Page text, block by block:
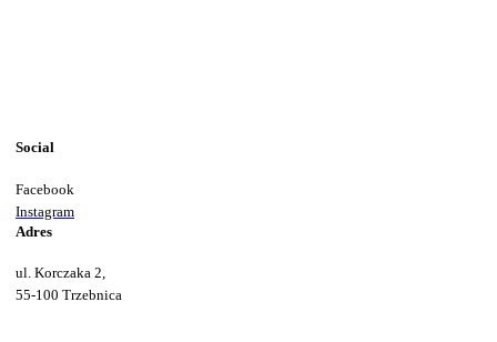
Social
Facebook
Instagram
Adres
ul. Korczaka 2,
55-100 Trzebnica